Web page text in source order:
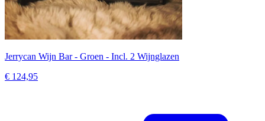
Jerrycan Wijn Bar - Groen - Incl. 2 Wijnglazen
€ 124,95